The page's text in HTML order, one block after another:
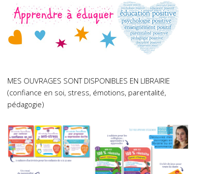
MES OUVRAGES SONT DISPONIBLES EN LIBRAIRIE
(confiance en soi, stress, émotions, parentalité,
pédagogie)